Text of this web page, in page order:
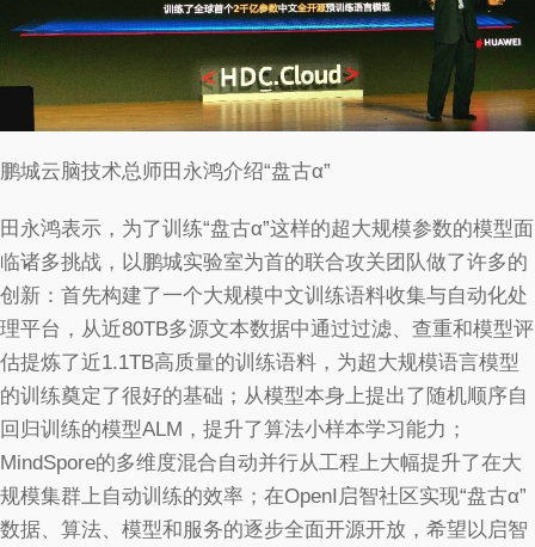
鹏城云脑技术总师田永鸿介绍“盘古α”
田永鸿表示，为了训练“盘古α”这样的超大规模参数的模型面
临诸多挑战，以鹏城实验室为首的联合攻关团队做了许多的
创新：首先构建了一个大规模中文训练语料收集与自动化处
理平台，从近80TB多源文本数据中通过过滤、查重和模型评
估提炼了近1.1TB高质量的训练语料，为超大规模语言模型
的训练奠定了很好的基础；从模型本身上提出了随机顺序自
回归训练的模型ALM，提升了算法小样本学习能力；
MindSpore的多维度混合自动并行从工程上大幅提升了在大
规模集群上自动训练的效率；在OpenI启智社区实现“盘古α”
数据、算法、模型和服务的逐步全面开源开放，希望以启智